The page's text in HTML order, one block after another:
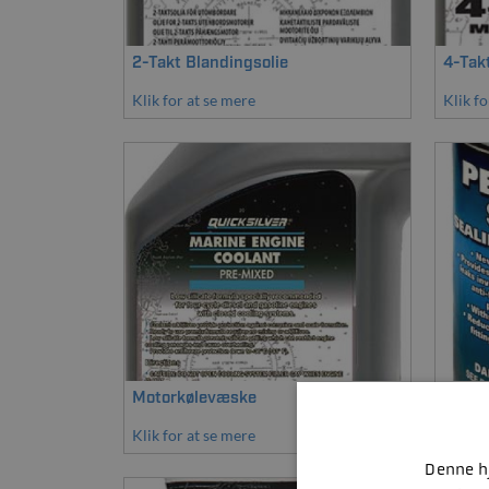
2-Takt Blandingsolie
Klik for at se mere
4-
Klik
Motorkølevæske
Klik for at se mere Klik
Denne